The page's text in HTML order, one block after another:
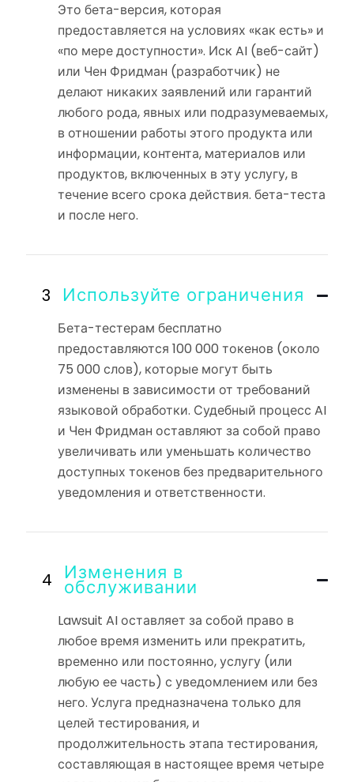
Это бета-версия, которая
предоставляется на условиях «как есть» и
«по мере доступности». Иск AI (веб-сайт)
или Чен Фридман (разработчик) не
делают никаких заявлений или гарантий
любого рода, явных или подразумеваемых,
в отношении работы этого продукта или
информации, контента, материалов или
продуктов, включенных в эту услугу, в
течение всего срока действия. бета-теста
и после него.
Используйте ограничения
Бета-тестерам бесплатно
предоставляются 100 000 токенов (около
75 000 слов), которые могут быть
изменены в зависимости от требований
языковой обработки. Судебный процесс AI
и Чен Фридман оставляют за собой право
увеличивать или уменьшать количество
доступных токенов без предварительного
уведомления и ответственности.
Изменения в
обслуживании
Lawsuit AI оставляет за собой право в
любое время изменить или прекратить,
временно или постоянно, услугу (или
любую ее часть) с уведомлением или без
него. Услуга предназначена только для
целей тестирования, и
продолжительность этапа тестирования,
составляющая в настоящее время четыре